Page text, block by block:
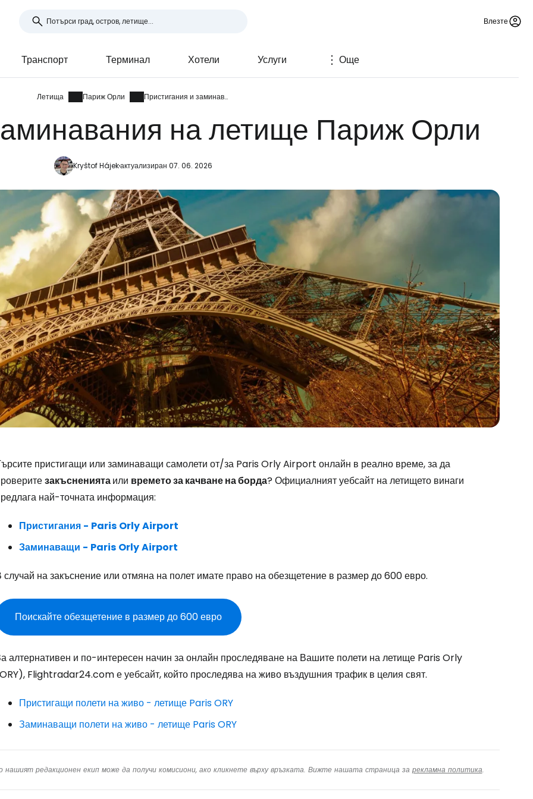
Влезте
Транспорт Терминал Хотели Услуги Още
Летища Париж Орли Пристигания и заминавания
на летище Париж Орли
Kryštof Hájekактуализиран 07. 06. 2026
пристигащи или заминаващи самолети от/за Paris Orly Airport онлайн в реално време, за да
закъснениятаили времето за качване на борда? Официалният уебсайт на летището винаги
най-точната информация:
Пристигания - Paris OrlyAirport
Заминаващи - Paris OrlyAirport
случай на закъснение или отмяна на полет имате право на обезщетение в размер до 600 евро.
Поискайте обезщетение в размер до 600 евро
алтернативен и по-интересен начин за онлайн проследяване на Вашите полети на летище Paris Orly
Flightradar24.com е уебсайт, който проследява на живо въздушния трафик в целия свят.
Пристигащи полети на живо - летище Paris ORY
Заминаващи полети на живо - летище Paris ORY
редакционен екип може да получи комисиони, ако кликнете върху връзката. Вижте нашата страница за рекламна политика.
Влезте в Cestee
... световната общност на туристите
Продължете с Facebook